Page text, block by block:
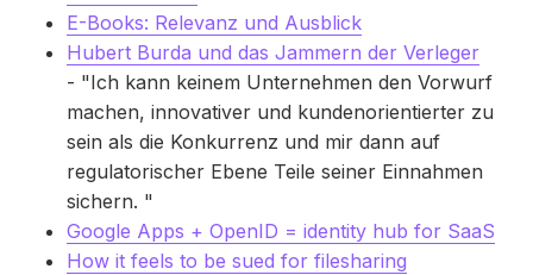
E-Books: Relevanz und Ausblick
Hubert Burda und das Jammern der Verleger
- "Ich kann keinem Unternehmen den Vorwurf
machen, innovativer und kundenorientierter zu
sein als die Konkurrenz und mir dann auf
regulatorischer Ebene Teile seiner Einnahmen
sichern. "
Google Apps + OpenID = identity hub for SaaS
How it feels to be sued for filesharing